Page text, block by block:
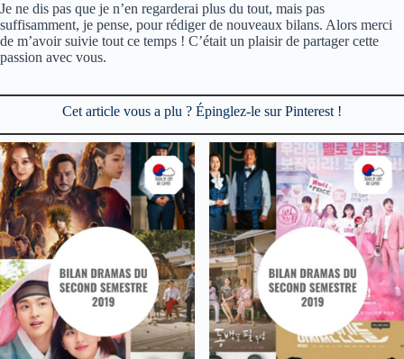
Je ne dis pas que je n’en regarderai plus du tout, mais pas
suffisamment, je pense, pour rédiger de nouveaux bilans. Alors merci
de m’avoir suivie tout ce temps ! C’était un plaisir de partager cette
passion avec vous.
Cet article vous a plu ? Épinglez-le sur Pinterest !